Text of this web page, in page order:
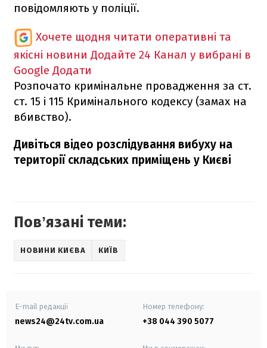
повідомляють у поліції.
Хочете щодня читати оперативні та
якісні новини Додайте 24 Канал у вибрані в
Google Додати
Розпочато кримінальне провадження за ст.
ст. 15 і 115 Кримінального кодексу (замах на
вбивство).
Дивіться відео розслідування вибуху на
території складських приміщень у Києві
Повʼязані теми:
НОВИНИ КИЄВА КИЇВ
E-mail редакції
news24@24tv.com.ua
Номер телефону:
+38 044 390 5077